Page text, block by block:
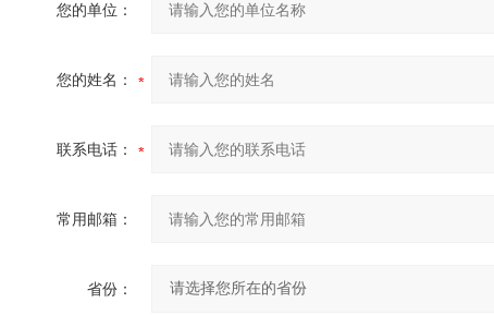
您的单位：
您的姓名：
联系电话：
常用邮箱：
省份：